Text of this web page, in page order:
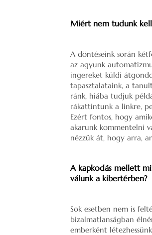
Miért nem tudunk
A döntéseink során
az agyunk
ingereket küldi
tapasztalataink, a
ránk, hiába tudjuk
rákattintunk a linkre,
Ezért fontos, hogy
akarunk kommentelni
nézzük át, hogy arra,
A kapkodás mellett
válunk a kibertérben?
Sok esetben nem is
bizalmatlanságban
emberként